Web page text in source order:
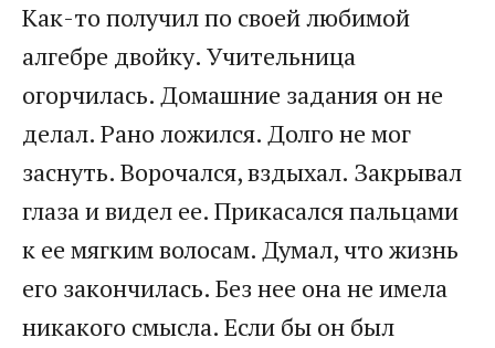
Как-то получил по своей любимой
алгебре двойку. Учительница
огорчилась. Домашние задания он не
делал. Рано ложился. Долго не мог
заснуть. Ворочался, вздыхал. Закрывал
глаза и видел ее. Прикасался пальцами
к ее мягким волосам. Думал, что жизнь
его закончилась. Без нее она не имела
никакого смысла. Если бы он был